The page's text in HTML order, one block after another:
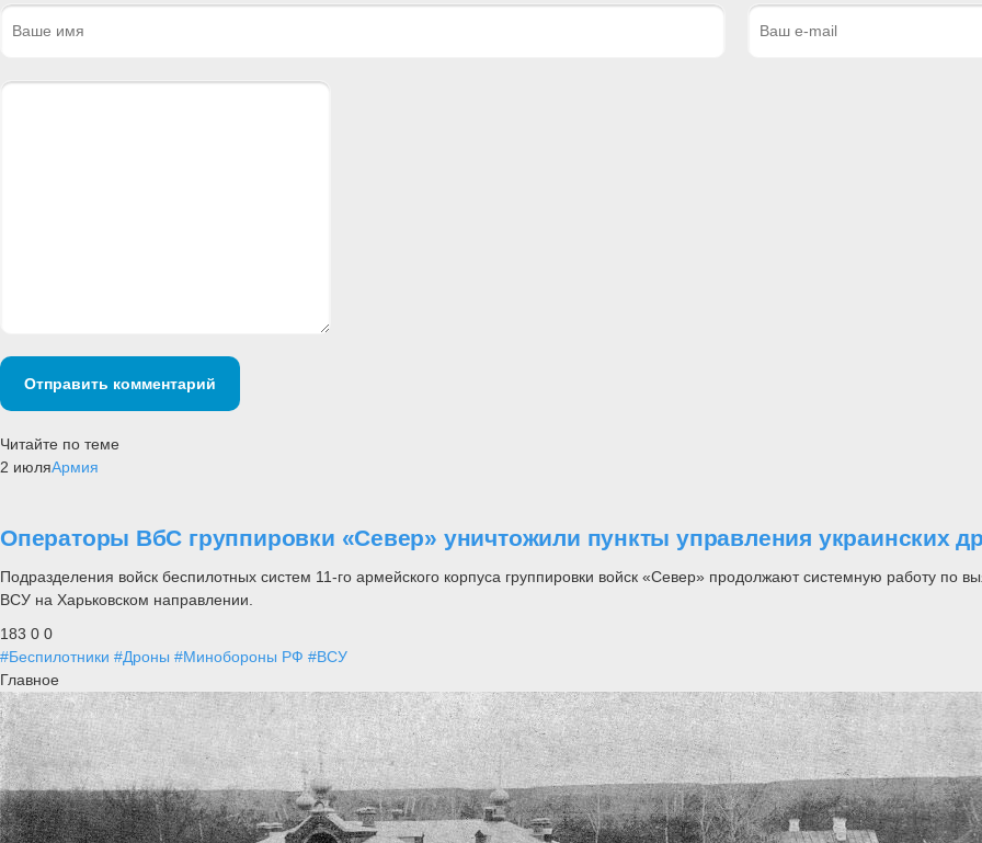
Отправить комментарий
Читайте по теме
2 июляАрмия
Операторы ВбС группировки «Север» уничтожили пункты управления украинских
Подразделения войск беспилотных систем 11-го армейского корпуса группировки войск «Север» продолжают системную работу по
ВСУ на Харьковском направлении.
183 0 0
#Беспилотники #Дроны #Минобороны РФ #ВСУ
Главное